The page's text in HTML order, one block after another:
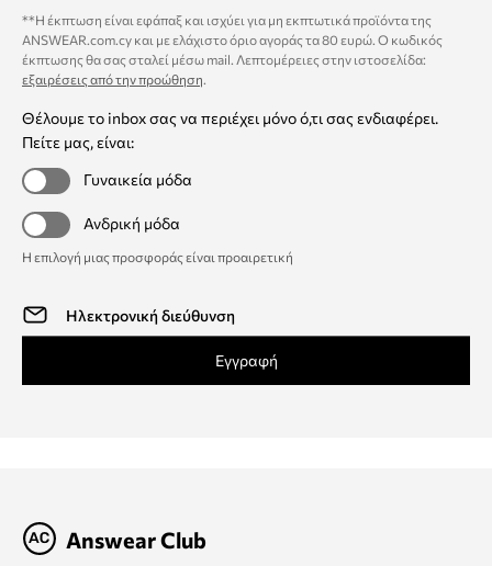
**Η έκπτωση είναι εφάπαξ και ισχύει για μη εκπτωτικά προϊόντα της
ANSWEAR.com.cy και με ελάχιστο όριο αγοράς τα 80 ευρώ. Ο κωδικός
έκπτωσης θα σας σταλεί μέσω mail. Λεπτομέρειες στην ιστοσελίδα:
εξαιρέσεις από την προώθηση
Θέλουμε το inbox σας να περιέχει μόνο ό,τι σας ενδιαφέρει.
Πείτε μας, είναι:
Γυναικεία μόδα
Ανδρική μόδα
Η επιλογή μιας προσφοράς είναι προαιρετική
Εγγραφή
Answear Club